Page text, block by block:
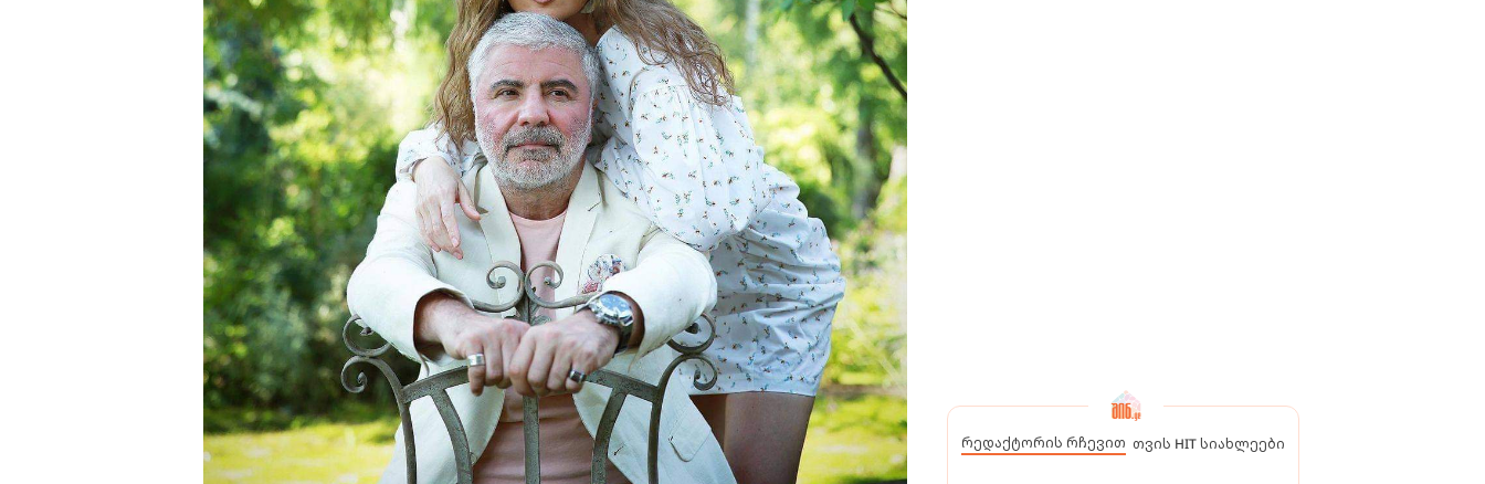
რედაქტორის რჩევით თვის HIT სიახლეები